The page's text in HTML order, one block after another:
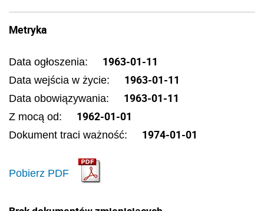
Metryka
Data ogłoszenia: 1963-01-11
Data wejścia w życie: 1963-01-11
Data obowiązywania: 1963-01-11
Z mocą od: 1962-01-01
Dokument traci ważność: 1974-01-01
Pobierz PDF